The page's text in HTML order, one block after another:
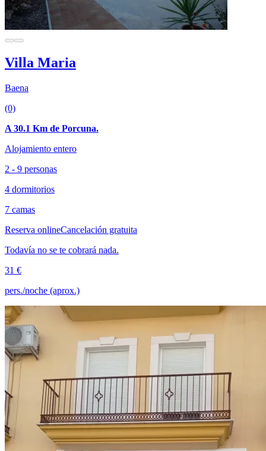
Villa Maria
Baena
(0)
A 30.1 Km de Porcuna.
Alojamiento entero
2 - 9 personas
4 dormitorios
7 camas
Reserva onlineCancelación gratuita
Todavía no se te cobrará nada.
31 €
pers./noche (aprox.)